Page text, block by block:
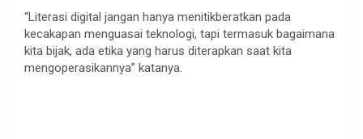
“Literasi digital jangan hanya menitikberatkan pada
kecakapan menguasai teknologi, tapi termasuk bagaimana
kita bijak, ada etika yang harus diterapkan saat kita
mengoperasikannya” katanya.